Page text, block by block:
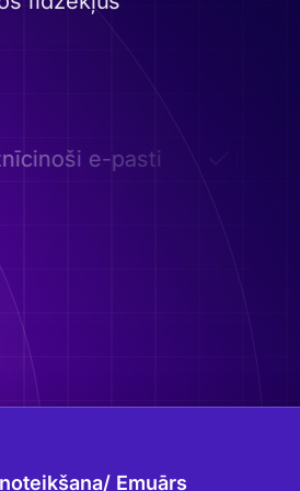
e-pasti
Emuārs